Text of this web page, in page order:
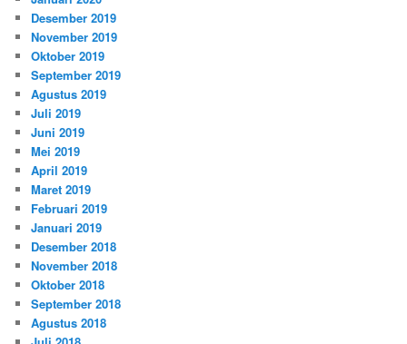
Desember 2019
November 2019
Oktober 2019
September 2019
Agustus 2019
Juli 2019
Juni 2019
Mei 2019
April 2019
Maret 2019
Februari 2019
Januari 2019
Desember 2018
November 2018
Oktober 2018
September 2018
Agustus 2018